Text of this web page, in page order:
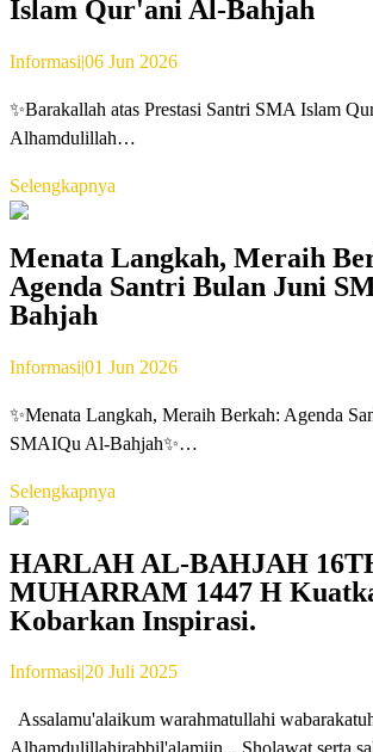
Islam Qur'ani Al-Bahjah
Informasi|06 Jun 2026
✨Barakallah atas Prestasi Santri SMA Islam
Alhamdulillah…
Selengkapnya
Menata Langkah, Meraih
Agenda Santri Bulan Juni
Bahjah
Informasi|01 Jun 2026
✨Menata Langkah, Meraih Berkah: Agenda
SMAIQu Al-Bahjah✨…
Selengkapnya
HARLAH AL-BAHJAH
MUHARRAM 1447 H
Kobarkan Inspirasi.
Informasi|20 Juli 2025
Assalamu'alaikum warahmatullahi